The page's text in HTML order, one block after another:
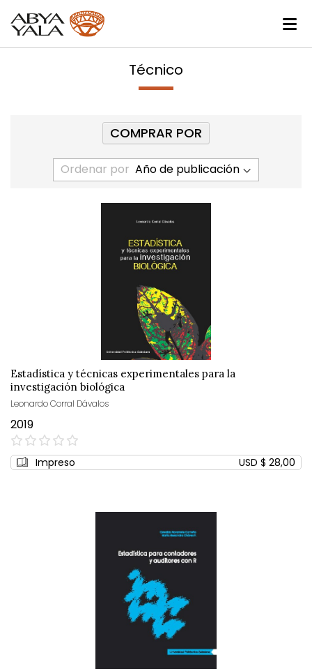
Técnico
Ordenar por
Estadística y técnicas experimentales para la
investigación biológica
Leonardo Corral Dávalos
2019
0%
Impreso USD $ 28,00
COMPRAR POR